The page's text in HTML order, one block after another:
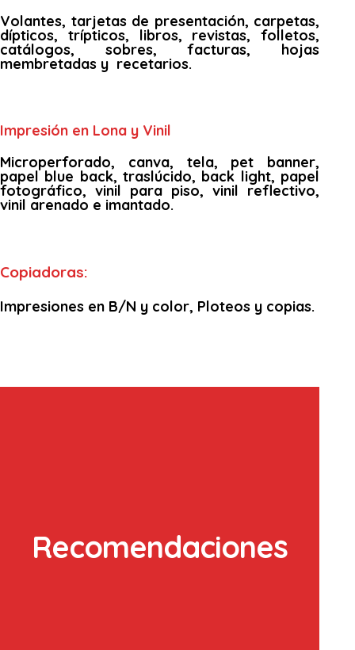
Volantes, tarjetas de presentación, carpetas,
dípticos, trípticos, libros, revistas, folletos,
catálogos, sobres, facturas, hojas
membretadas y recetarios.
Impresión en Lona y Vinil
Microperforado, canva, tela, pet banner,
papel blue back, traslúcido, back light, papel
fotográfico, vinil para piso, vinil reflectivo,
vinil arenado e imantado.
Copiadoras:
Impresiones en B/N y color, Ploteos y copias.
Recomendaciones